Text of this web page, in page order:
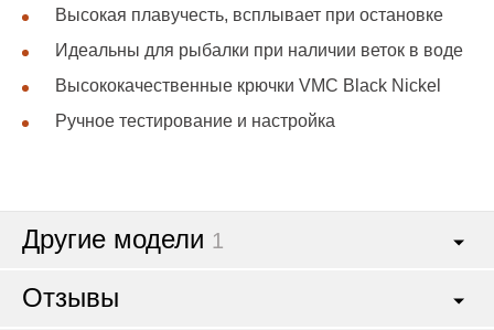
Высокая плавучесть, всплывает при остановке
Идеальны для рыбалки при наличии веток в воде
Высококачественные крючки VMC Black Nickel
Ручное тестирование и настройка
Другие модели 1
Отзывы